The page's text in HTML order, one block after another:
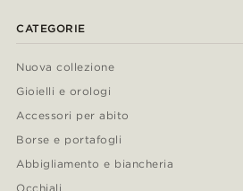
CATEGORIE
Nuova collezione
Gioielli e orologi
Accessori per abito
Borse e portafogli
Abbigliamento e biancheria
Occhiali